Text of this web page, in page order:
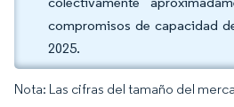
compromisos de capacidad
2025.
Nota: Las cifras del tamaño del